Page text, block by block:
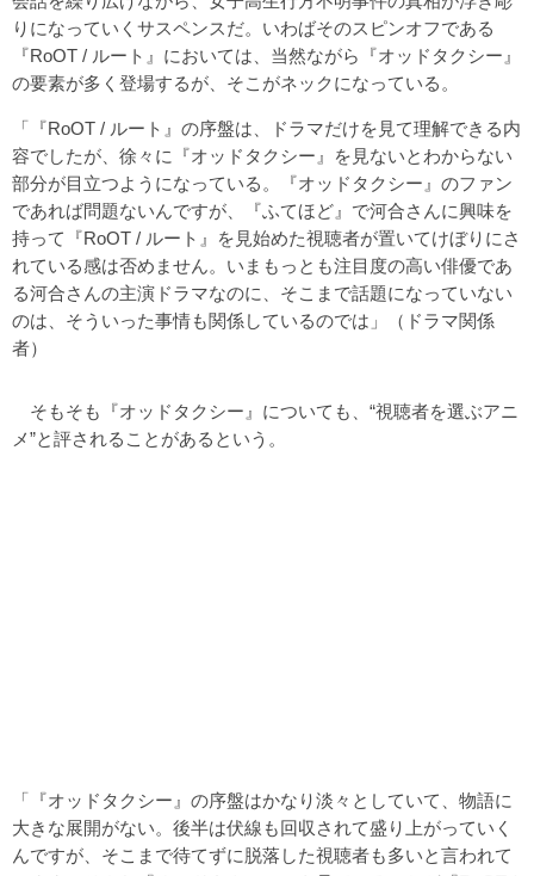
りになっていくサスペンスだ。いわばそのスピンオフである
『RoOT / ルート』においては、当然ながら『オッドタクシー』
の要素が多く登場するが、そこがネックになっている。
「『RoOT / ルート』の序盤は、ドラマだけを見て理解できる内
容でしたが、徐々に『オッドタクシー』を見ないとわからない
部分が目立つようになっている。『オッドタクシー』のファン
であれば問題ないんですが、『ふてほど』で河合さんに興味を
持って『RoOT / ルート』を見始めた視聴者が置いてけぼりにさ
れている感は否めません。いまもっとも注目度の高い俳優であ
る河合さんの主演ドラマなのに、そこまで話題になっていない
のは、そういった事情も関係しているのでは」（ドラマ関係
者）
そもそも『オッドタクシー』についても、“視聴者を選ぶアニ
メ”と評されることがあるという。
「『オッドタクシー』の序盤はかなり淡々としていて、物語に
大きな展開がない。後半は伏線も回収されて盛り上がっていく
んですが、そこまで待てずに脱落した視聴者も多いと言われて